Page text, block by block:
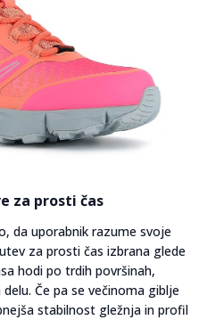
za prosti čas
da uporabnik razume svoje
za prosti čas izbrana glede
hodi po trdih površinah,
Če pa se večinoma giblje
stabilnost gležnja in profil